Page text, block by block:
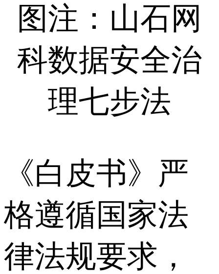
图注：山石网
科数据安全治
理七步法
《白皮书》严
格遵循国家法
律法规要求，